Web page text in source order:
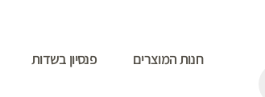
חנות המוצרים פנסיון בשדות